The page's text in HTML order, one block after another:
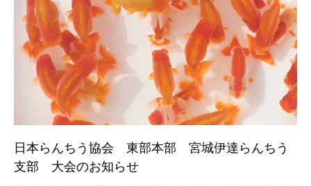
日本らんちう協会 東部本部 宮城伊達らんちう
支部 大会のお知らせ